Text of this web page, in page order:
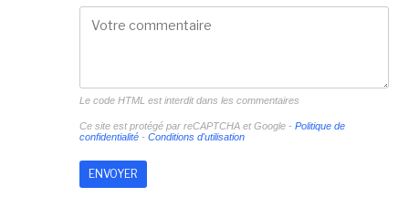
Le code HTML est interdit dans les commentaires
Ce site est protégé par reCAPTCHA et Google - Politique de
confidentialité- Conditions d'utilisation